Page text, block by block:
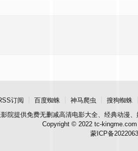
订阅 百度蜘蛛 神马爬虫 搜狗蜘蛛
院提供免费无删减高清电影大全、经典动漫
Copyright © 2022 tc-
蒙ICP备